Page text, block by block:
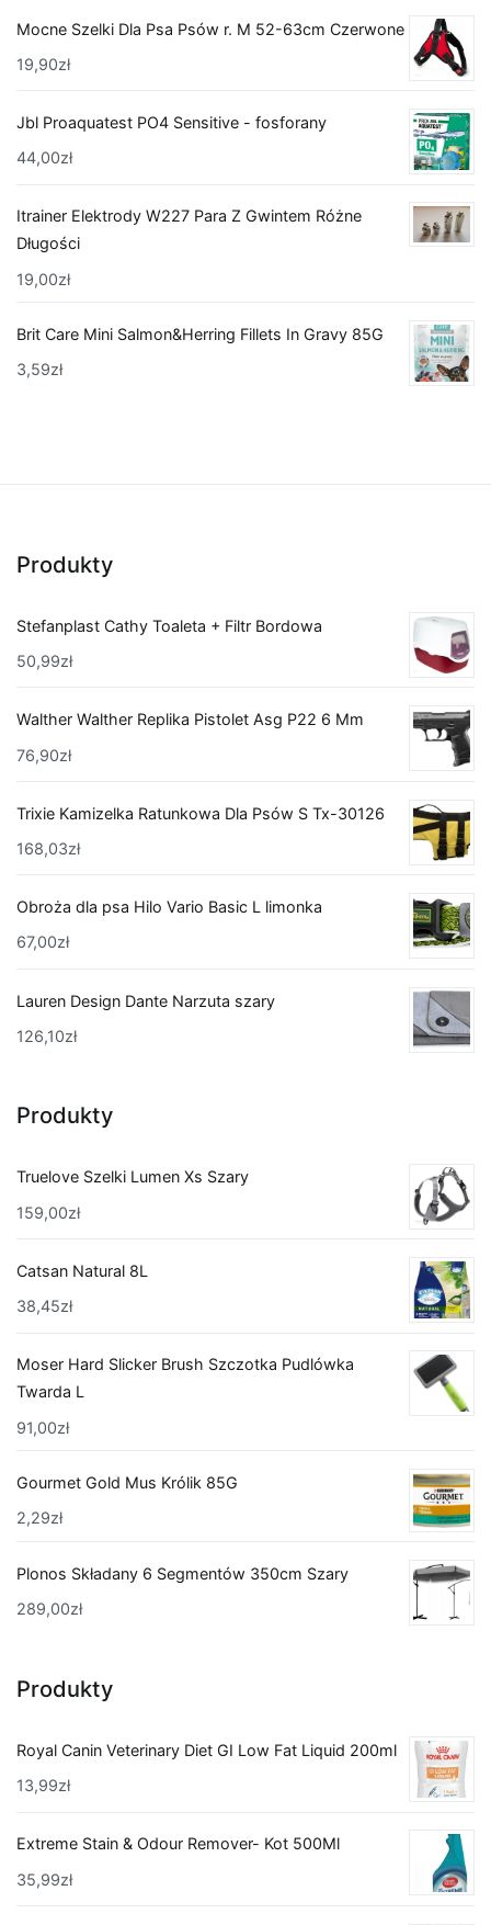
Mocne Szelki Dla Psa Psów r. M 52-63cm Czerwone
19,90zł
Jbl Proaquatest PO4 Sensitive - fosforany
44,00zł
Itrainer Elektrody W227 Para Z Gwintem Różne
Długości
19,00zł
Brit Care Mini Salmon&Herring Fillets In Gravy 85G
3,59zł
Produkty
Stefanplast Cathy Toaleta + Filtr Bordowa
50,99zł
Walther Walther Replika Pistolet Asg P22 6 Mm
76,90zł
Trixie Kamizelka Ratunkowa Dla Psów S Tx-30126
168,03zł
Obroża dla psa Hilo Vario Basic L limonka
67,00zł
Lauren Design Dante Narzuta szary
126,10zł
Produkty
Truelove Szelki Lumen Xs Szary
159,00zł
Catsan Natural 8L
38,45zł
Moser Hard Slicker Brush Szczotka Pudlówka
Twarda L
91,00zł
Gourmet Gold Mus Królik 85G
2,29zł
Plonos Składany 6 Segmentów 350cm Szary
289,00zł
Produkty
Royal Canin Veterinary Diet GI Low Fat Liquid 200ml
13,99zł
Extreme Stain & Odour Remover- Kot 500Ml
35,99zł